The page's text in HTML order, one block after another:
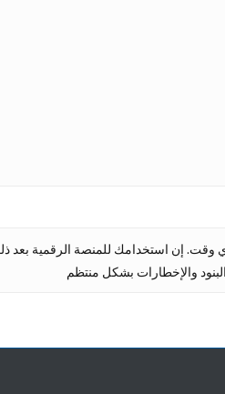
إن استخدامك للمنصة الرقمية بعد